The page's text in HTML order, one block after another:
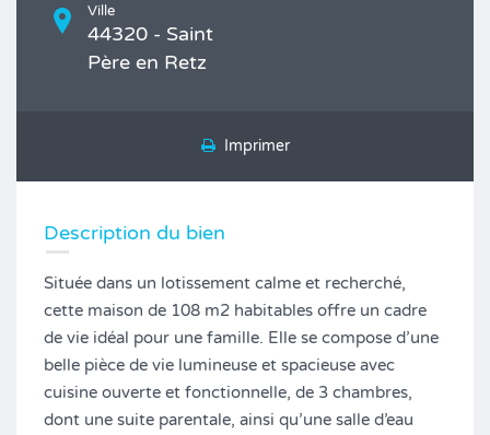
Ville
44320 - Saint
Père en Retz
Imprimer
Description du bien
Située dans un lotissement calme et recherché,
cette maison de 108 m2 habitables offre un cadre
de vie idéal pour une famille. Elle se compose d’une
belle pièce de vie lumineuse et spacieuse avec
cuisine ouverte et fonctionnelle, de 3 chambres,
dont une suite parentale, ainsi qu’une salle d’eau